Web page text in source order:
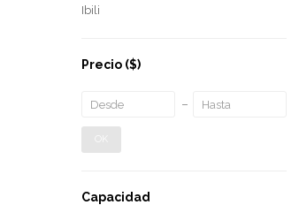
Ibili
Precio ($)
Capacidad